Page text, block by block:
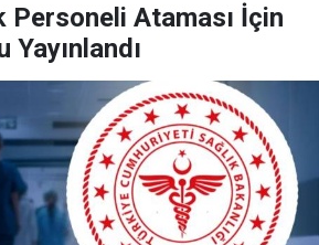
Personeli Ataması İçin